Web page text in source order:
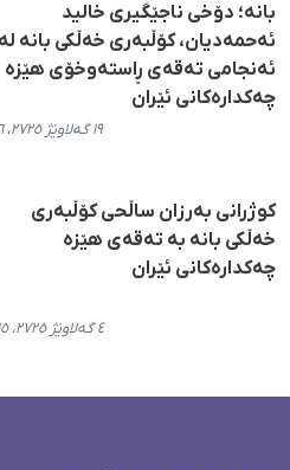
بانە؛ دۆخی ناجێگیری خالید
ئەحمەدیان، کۆڵبەری خەڵکی بانە لە
ئەنجامی تەقەی ڕاستەوخۆی هێزە
چەکدارەکانی ئێران
١٩ گەلاوێژ ٢٧٢٥، ١١:١٦
کوژرانی بەرزان ساڵحی کۆڵبەری
خەڵکی بانە بە تەقەی هێزە
چەکدارەکانی ئێران
٤ گەلاوێژ ٢٧٢٥، ١٢:١٥